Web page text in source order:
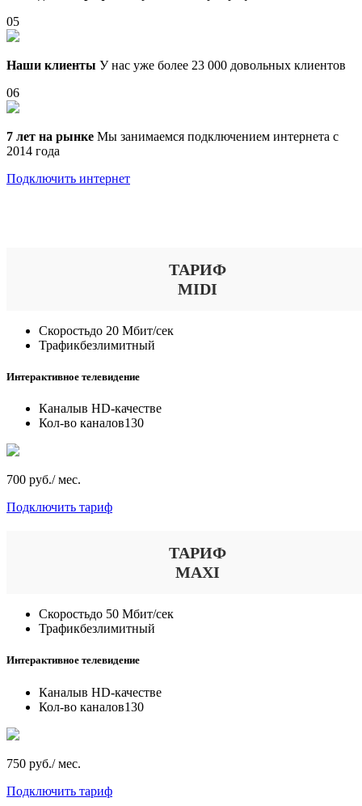
05
Наши клиенты У нас уже более 23 000 довольных клиентов
06
7 лет на рынке Мы занимаемся подключением интернета с
2014 года
Подключить интернет
ТАРИФ
MIDI
Скоростьдо 20 Мбит/сек
Трафикбезлимитный
Интерактивное телевидение
Каналыв HD-качестве
Кол-во каналов130
700 руб./ мес.
Подключить тариф
ТАРИФ
MAXI
Скоростьдо 50 Мбит/сек
Трафикбезлимитный
Интерактивное телевидение
Каналыв HD-качестве
Кол-во каналов130
750 руб./ мес.
Подключить тариф